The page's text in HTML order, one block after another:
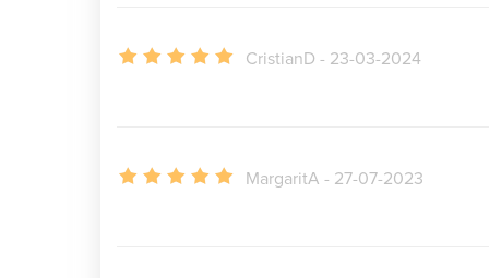
CristianD - 23-03-2024
MargaritA - 27-07-2023